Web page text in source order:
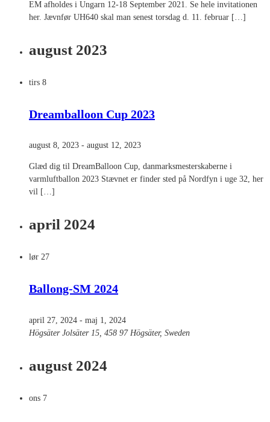
EM afholdes i Ungarn 12-18 September 2021. Se hele invitationen
her. Jævnfør UH640 skal man senest torsdag d. 11. februar […]
august 2023
tirs 8
Dreamballoon Cup 2023
august 8, 2023 - august 12, 2023
Glæd dig til DreamBalloon Cup, danmarksmesterskaberne i
varmluftballon 2023 Stævnet er finder sted på Nordfyn i uge 32, her
vil […]
april 2024
lør 27
Ballong-SM 2024
april 27, 2024 - maj 1, 2024
Högsäter Jolsäter 15, 458 97 Högsäter, Sweden
august 2024
ons 7